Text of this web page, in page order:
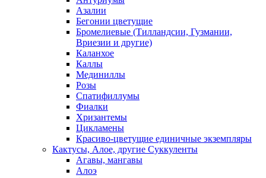
Азалии
Бегонии цветущие
Бромелиевые (Тилландсии, Гузмании,
Вриезии и другие)
Каланхое
Каллы
Мединиллы
Розы
Спатифиллумы
Фиалки
Хризантемы
Цикламены
Красиво-цветущие единичные экземпляры
Кактусы, Алое, другие Суккуленты
Агавы, мангавы
Алоэ